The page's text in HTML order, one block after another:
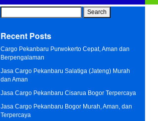
for:
Recent Posts
Cargo Pekanbaru Purwokerto Cepat, Aman dan
Berpengalaman
Jasa Cargo Pekanbaru Salatiga (Jateng) Murah
dan Aman
Jasa Cargo Pekanbaru Cisarua Bogor Terpercaya
Jasa Cargo Pekanbaru Bogor Murah, Aman, dan
Terpercaya